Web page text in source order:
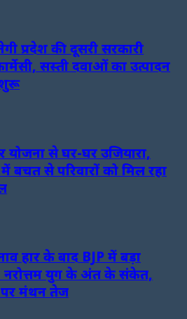
प्रदेश की दूसरी सरकारी
सस्ती दवाओं का उत्पादन
योजना से घर-घर उजियारा,
बचत से परिवारों को मिल रहा
हार के बाद BJP में बड़ा
नरोत्तम युग के अंत के संकेत,
पर मंथन तेज